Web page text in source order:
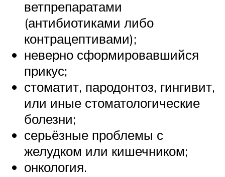
ветпрепаратами
(антибиотиками либо
контрацептивами);
неверно сформировавшийся
прикус;
стоматит, пародонтоз, гингивит,
или иные стоматологические
болезни;
серьёзные проблемы с
желудком или кишечником;
онкология.